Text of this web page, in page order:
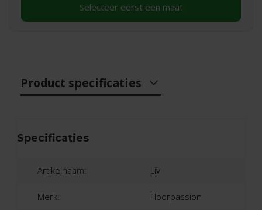
Selecteer eerst een maat
Product specificaties
Specificaties
Artikelnaam: Liv
Merk: Floorpassion